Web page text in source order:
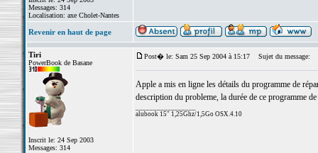
Messages: 314
Localisation: axe Cholet-Nantes
Revenir en haut de page
Tiri
PowerBook de Basane
Inscrit le: 24 Sep 2003
Messages: 314
Post� le: Sam 25 Sep 2004 à 15:17 Sujet du message:
Apple a mis en ligne les détails du programme de
description du probleme, la durée de ce programme
alubook 15" 1,25Ghz/1,5Go OSX.4.10